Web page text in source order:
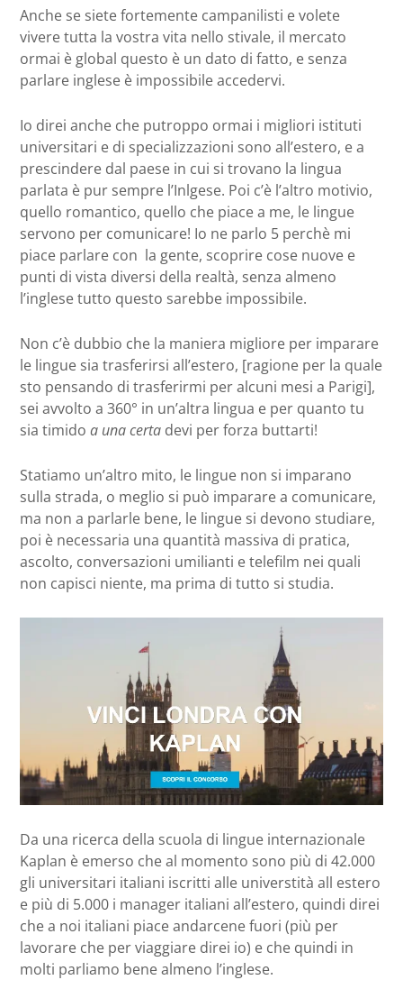
Anche se siete fortemente campanilisti e volete
vivere tutta la vostra vita nello stivale, il mercato
ormai è global questo è un dato di fatto, e senza
parlare inglese è impossibile accedervi.
Io direi anche che putroppo ormai i migliori istituti
universitari e di specializzazioni sono all’estero, e a
prescindere dal paese in cui si trovano la lingua
parlata è pur sempre l’Inlgese. Poi c’è l’altro motivio,
quello romantico, quello che piace a me, le lingue
servono per comunicare! Io ne parlo 5 perchè mi
piace parlare con la gente, scoprire cose nuove e
punti di vista diversi della realtà, senza almeno
l’inglese tutto questo sarebbe impossibile.
Non c’è dubbio che la maniera migliore per imparare
le lingue sia trasferirsi all’estero, [ragione per la quale
sto pensando di trasferirmi per alcuni mesi a Parigi],
sei avvolto a 360° in un’altra lingua e per quanto tu
sia timido a una certa devi per forza buttarti!
Statiamo un’altro mito, le lingue non si imparano
sulla strada, o meglio si può imparare a comunicare,
ma non a parlarle bene, le lingue si devono studiare,
poi è necessaria una quantità massiva di pratica,
ascolto, conversazioni umilianti e telefilm nei quali
non capisci niente, ma prima di tutto si studia.
Da una ricerca della scuola di lingue internazionale
Kaplan è emerso che al momento sono più di 42.000
gli universitari italiani iscritti alle universtità all estero
e più di 5.000 i manager italiani all’estero, quindi direi
che a noi italiani piace andarcene fuori (più per
lavorare che per viaggiare direi io) e che quindi in
molti parliamo bene almeno l’inglese.